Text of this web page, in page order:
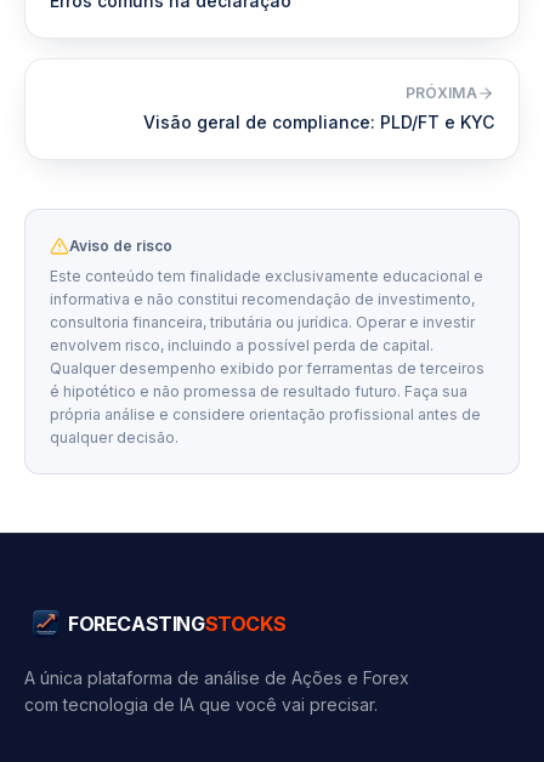
PRÓXIMA
Visão geral de compliance: PLD/FT e KYC
Aviso de risco
Este conteúdo tem finalidade exclusivamente educacional e
informativa e não constitui recomendação de investimento,
consultoria financeira, tributária ou jurídica. Operar e investir
envolvem risco, incluindo a possível perda de capital.
Qualquer desempenho exibido por ferramentas de terceiros
é hipotético e não promessa de resultado futuro. Faça sua
própria análise e considere orientação profissional antes de
qualquer decisão.
FORECASTINGSTOCKS
A única plataforma de análise de Ações e Forex
com tecnologia de IA que você vai precisar.